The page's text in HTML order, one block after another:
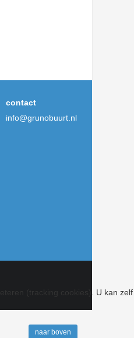
contact
info@grunobuurt.nl
naar boven
(tracking cookies). U kan zelf